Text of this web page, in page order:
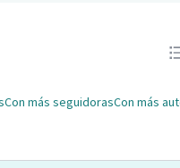
Con más seguidorasCon más